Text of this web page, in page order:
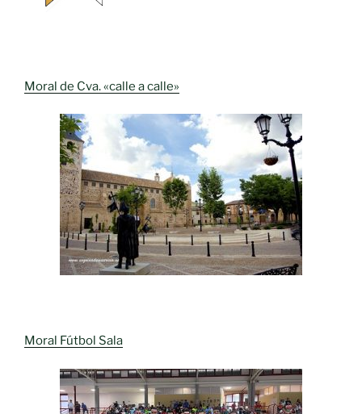
Moral de Cva. «calle a calle»
Moral Fútbol Sala